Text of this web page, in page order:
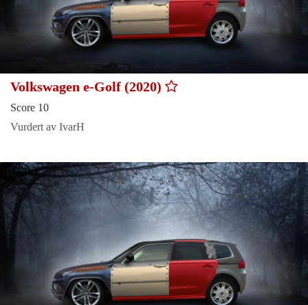
Volkswagen e-Golf (2020)
Score 10
Vurdert av IvarH